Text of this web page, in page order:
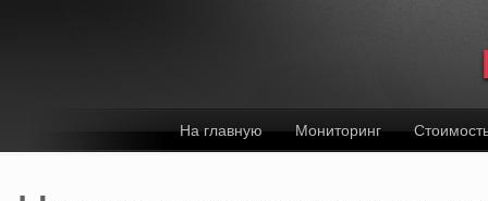
На главную Мониторинг